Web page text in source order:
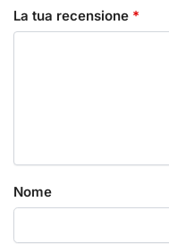
La tua recensione *
Nome